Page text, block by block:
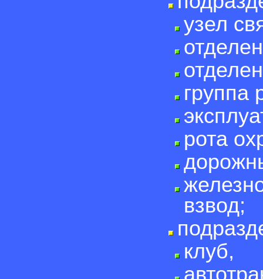
узел
группа
рота
взвод;
клуб,